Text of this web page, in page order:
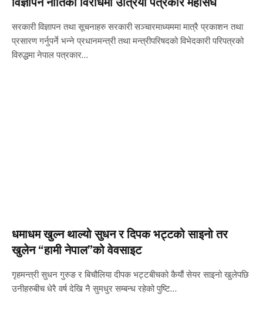
सरकारी विज्ञापन तथा सूचनाहरु सरकारी सञ्चारमाध्यममा मात्रै प्रकाशन तथा
प्रसारण गर्नुपर्ने भन्ने प्रधानमन्त्री तथा मन्त्रीपरिषदको विभेदकारी परिपत्रको
विरुद्धमा नेपाल पत्रकार…
धमाधम खुल्न थाल्यो सुधन र दिपक भट्टको साइनो तर
खुलेन “हामी नेपाल”को वेवसाइट
गृहमन्त्री सुधन गुरुङ र बिचौलिया दीपक भट्टबीचको कैयौं सेयर साइनो खुलेपछि
उनीहरुबीच धेरै वर्ष देखि नै सुमधुर सम्बन्ध रहेको पुष्टि…